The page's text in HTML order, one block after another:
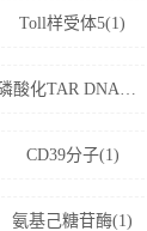
Toll样受体5(1)
磷酸化TAR DNA结合蛋白43(1)
CD39分子(1)
氨基己糖苷酶(1)